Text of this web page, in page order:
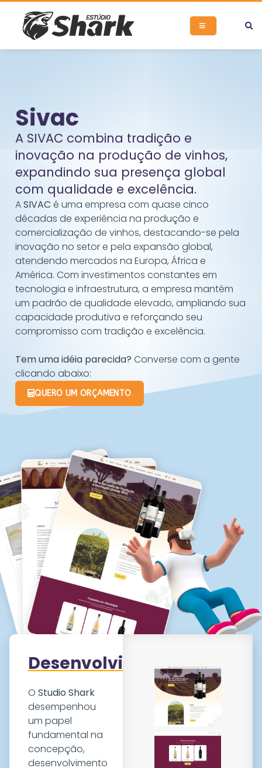
Sivac
A SIVAC combina tradição e
inovação na produção de vinhos,
expandindo sua presença global
com qualidade e excelência.
ASIVAC é uma empresa com quase cinco
décadas de experiência na produção e
comercialização de vinhos, destacando-se pela
inovação no setor e pela expansão global,
atendendo mercados na Europa, África e
América. Com investimentos constantes em
tecnologia e infraestrutura, a empresa mantém
um padrão de qualidade elevado, ampliando sua
capacidade produtiva e reforçando seu
compromisso com tradição e excelência.
Tem uma idéia parecida? Converse com a gente
clicando abaixo:
QUERO UM ORÇAMENTO
Desenvolvimento
O Studio Shark
desempenhou
um papel
fundamental na
concepção,
desenvolvimento